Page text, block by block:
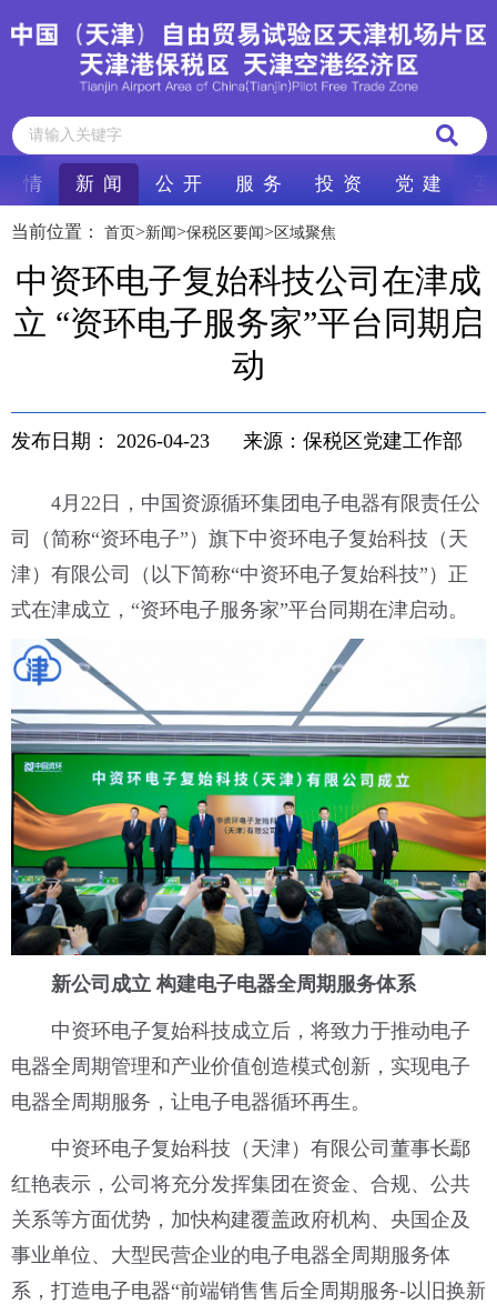
情 新 闻 公 开 服 务 投 资 党 建
当前位置： 首页>新闻>保税区要闻> 区域聚焦
中资环电子复始科技公司在津成
立 “资环电子服务家”平台同期启
动
发布日期： 2026-04-23 来源：保税区党建工作部
4月22日，中国资源循环集团电子电器有限责任公
司（简称“资环电子”）旗下中资环电子复始科技（天
津）有限公司（以下简称“中资环电子复始科技”）正
式在津成立，“资环电子服务家”平台同期在津启动。
新公司成立构建电子电器全周期服务体系
中资环电子复始科技成立后，将致力于推动电子
电器全周期管理和产业价值创造模式创新，实现电子
电器全周期服务，让电子电器循环再生。
中资环电子复始科技（天津）有限公司董事长鄢
红艳表示，公司将充分发挥集团在资金、合规、公共
关系等方面优势，加快构建覆盖政府机构、央国企及
事业单位、大型民营企业的电子电器全周期服务体
系，打造电子电器“前端销售售后全周期服务-以旧换新